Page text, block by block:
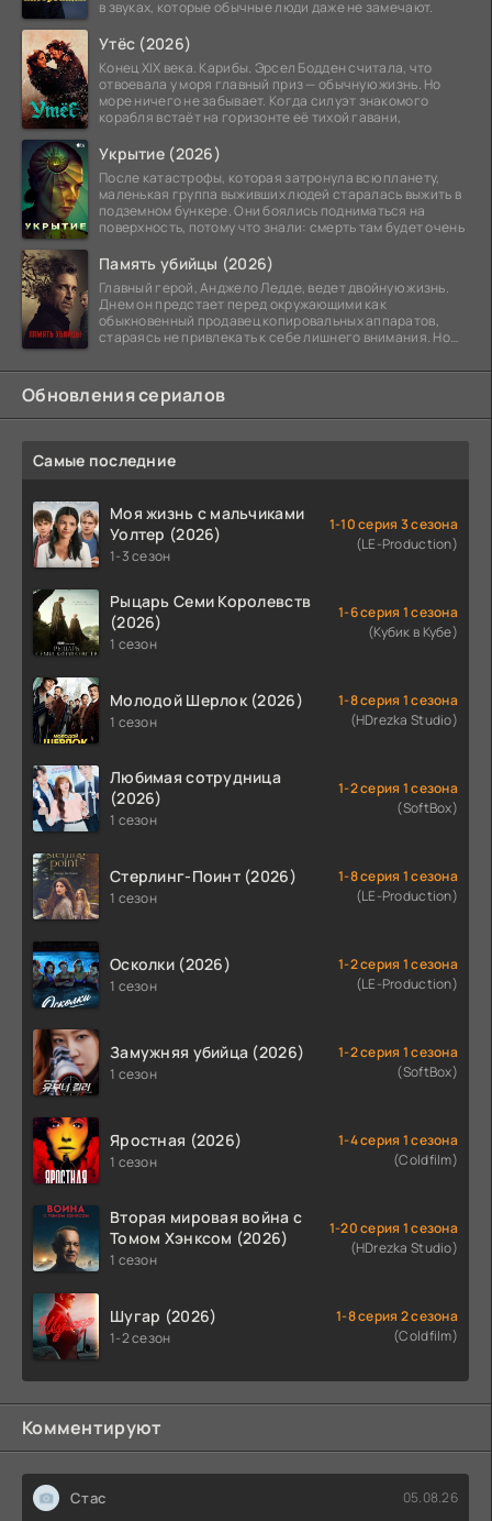
в звуках, которые обычные люди даже не замечают.
Утёс (2026)
Конец XIX века. Карибы. Эрсел Бодден считала, что
отвоевала у моря главный приз — обычную жизнь. Но
море ничего не забывает. Когда силуэт знакомого
корабля встаёт на горизонте её тихой гавани,
Укрытие (2026)
После катастрофы, которая затронула всю планету,
маленькая группа выживших людей старалась выжить в
подземном бункере. Они боялись подниматься на
поверхность, потому что знали: смерть там будет очень
Память убийцы (2026)
Главный герой, Анджело Ледде, ведет двойную жизнь.
Днем он предстает перед окружающими как
обыкновенный продавец копировальных аппаратов,
стараясь не привлекать к себе лишнего внимания. Но
Обновления сериалов
Самые последние
Моя жизнь с мальчиками
Уолтер (2026)
1-3 сезон
1-10 серия 3 сезона
(LE-Production)
Рыцарь Семи Королевств
(2026)
1 сезон
1-6 серия 1 сезона
(Кубик в Кубе)
Молодой Шерлок (2026)
1 сезон
1-8 серия 1 сезона
(HDrezka Studio)
Любимая сотрудница
(2026)
1 сезон
1-2 серия 1 сезона
(SoftBox)
Стерлинг-Поинт (2026)
1 сезон
1-8 серия 1 сезона
(LE-Production)
Осколки (2026)
1 сезон
1-2 серия 1 сезона
(LE-Production)
Замужняя убийца (2026)
1 сезон
1-2 серия 1 сезона
(SoftBox)
Яростная (2026)
1 сезон
1-4 серия 1 сезона
(Coldfilm)
Вторая мировая война с
Томом Хэнксом (2026)
1 сезон
1-20 серия 1 сезона
(HDrezka Studio)
Шугар (2026)
1-2 сезон
1-8 серия 2 сезона
(Coldfilm)
Комментируют
Стас 05.08.26